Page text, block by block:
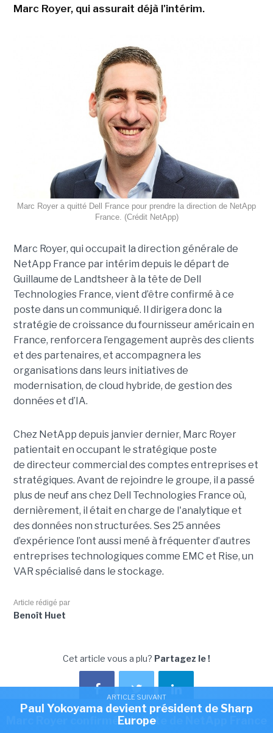
ARTICLE SUIVANT
Marc Royer confirmé à la tête de NetApp France
Marc Royer, qui assurait déjà l'intérim.
Marc Royer a quitté Dell France pour prendre la direction de NetApp
France. (Crédit NetApp)
Marc Royer, qui occupait la direction générale de
NetApp France par intérim depuis le départ de
Guillaume de Landtsheer à la tête de Dell
Technologies France, vient d’être confirmé à ce
poste dans un communiqué. Il dirigera donc la
stratégie de croissance du fournisseur américain en
France, renforcera l’engagement auprès des clients
et des partenaires, et accompagnera les
organisations dans leurs initiatives de
modernisation, de cloud hybride, de gestion des
données et d’IA.
Chez NetApp depuis janvier dernier, Marc Royer
patientait en occupant le stratégique poste
de directeur commercial des comptes entreprises et
stratégiques. Avant de rejoindre le groupe, il a passé
plus de neuf ans chez Dell Technologies France où,
dernièrement, il était en charge de l'analytique et
des données non structurées. Ses 25 années
d’expérience l’ont aussi mené à fréquenter d’autres
entreprises technologiques comme EMC et Rise, un
VAR spécialisé dans le stockage.
Article rédigé par
Benoît Huet
Cet article vous a plu? Partagez le !
ARTICLE SUIVANT
Paul Yokoyama devient président de Sharp
Europe